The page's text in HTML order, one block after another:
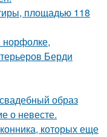
площадью 118
норфолке,
Берди
образ
о невесте.
которых еще